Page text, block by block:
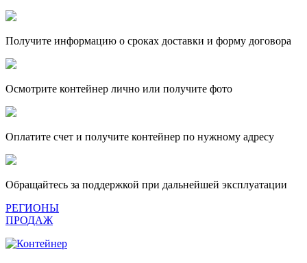
Получите информацию о сроках доставки и форму договора
Осмотрите контейнер лично или получите фото
Оплатите счет и получите контейнер по нужному адресу
Обращайтесь за поддержкой при дальнейшей эксплуатации
РЕГИОНЫ
ПРОДАЖ